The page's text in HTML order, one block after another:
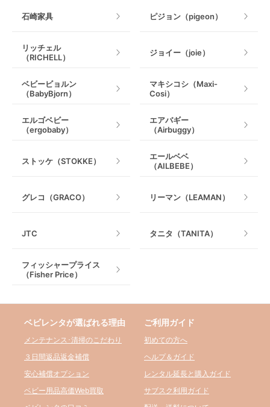
石崎家具 ピジョン（pigeon）
リッチェル
（RICHELL）
ジョイー（joie）
ベビービョルン
（BabyBjorn）
マキシコシ（Maxi-
Cosi）
エルゴベビー
（ergobaby）
エアバギー
（Airbuggy）
ストッケ（STOKKE）
エールベベ
（AILBEBE）
グレコ（GRACO） リーマン（LEAMAN）
JTC タニタ（TANITA）
フィッシャープライス
（Fisher Price）
ベビレンタが選ばれる理由
メンテナンス･清掃のこだわり
３日間返品返金補償
安心補償オプション
ベビー用品高価Web買取
ご利用ガイド
初めての方へ
ヘルプ＆ガイド
レンタル延長と購入ガイド
サブスク利用ガイド